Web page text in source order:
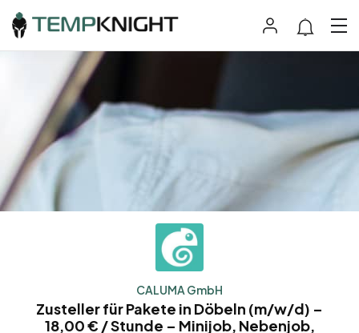
CALUMA GmbH
Zusteller für Pakete in Döbeln (m/w/d) –
18,00 € / Stunde – Minijob, Nebenjob,